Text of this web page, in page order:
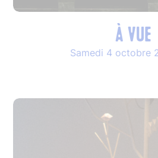
À VUE
Samedi 4 octobre